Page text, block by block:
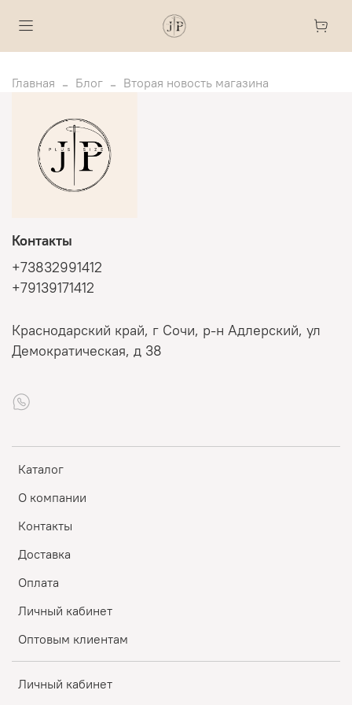
Главная Блог Вторая новость магазина
Каталог
О компании
Контакты
Доставка
Оплата
Личный кабинет
Оптовым клиентам
Личный кабинет
Контакты
+73832991412
+79139171412
Краснодарский край, г Сочи, р-н Адлерский, ул
Демократическая, д 38